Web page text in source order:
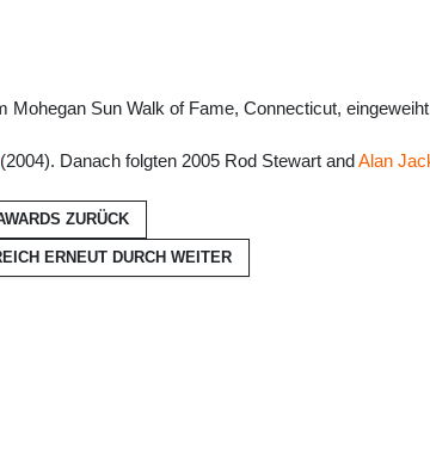
Mohegan Sun Walk of Fame, Connecticut,
(2004). Danach folgten 2005 Rod Stewart and Alan
ZURÜCK
ERNEUT DURCH WEITER